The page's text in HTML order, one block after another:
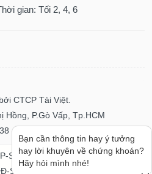
gian: Tối 2, 4, 6
CTCP Tài Việt.
Hồng, P.Gò Vấp, Tp.HCM
- Fax: (84.28) 3848 7237
STTTT ngày 04/11/2016
STTTT ngày 02/11/2017
Bạn cần thông tin hay ý tưởng
hay lời khuyên về chứng khoán?
Hãy hỏi mình nhé!